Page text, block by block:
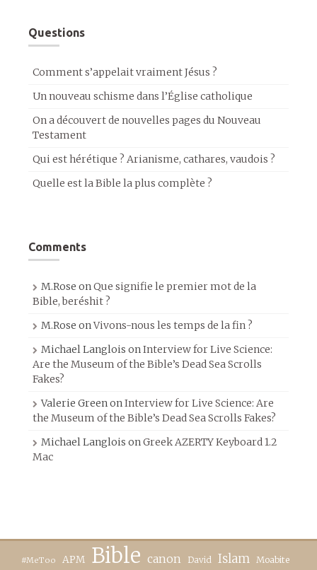
Questions
Comment s’appelait vraiment Jésus ?
Un nouveau schisme dans l’Église catholique
On a découvert de nouvelles pages du Nouveau
Testament
Qui est hérétique ? Arianisme, cathares, vaudois ?
Quelle est la Bible la plus complète ?
Comments
M.Rose onQue signifie le premier mot de la
Bible, beréshit ?
M.Rose onVivons-nous les temps de la fin ?
Michael Langlois onInterview for Live Science:
Are the Museum of the Bible’s Dead Sea Scrolls
Fakes?
Valerie GreenonInterview for Live Science: Are
the Museum of the Bible’s Dead Sea Scrolls Fakes?
Michael Langlois onGreek AZERTY Keyboard 1.2
Mac
#MeToo APM Bible canon David Islam Moabite